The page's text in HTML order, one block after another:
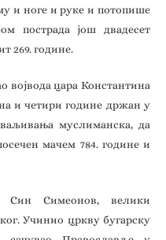
и ноге и руке и потопише
пострада још двадесет
269. године.
војвода цара Константина
и четири године држан у
муслиманска, да
мачем 784. године и
Син Симеонов, велики
Учинио цркву бугарску